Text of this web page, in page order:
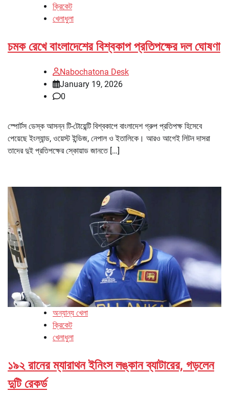
ক্রিকেট
খেলাধুলা
চমক রেখে বাংলাদেশের বিশ্বকাপ প্রতিপক্ষের দল ঘোষণা
Nabochatona Desk
January 19, 2026
0
স্পোর্টস ডেস্ক আসন্ন টি-টোয়েন্টি বিশ্বকাপে বাংলাদেশ গ্রুপ প্রতিপক্ষ হিসেবে
পেয়েছে ইংল্যান্ড, ওয়েস্ট ইন্ডিজ, নেপাল ও ইতালিকে। আরও আগেই লিটন দাসরা
তাদের দুই প্রতিপক্ষের স্কোয়াড জানতে […]
অন্যান্য খেলা
ক্রিকেট
খেলাধুলা
১৯২ রানের ম্যারাথন ইনিংস লঙ্কান ব্যাটারের, গড়লেন
দুটি রেকর্ড